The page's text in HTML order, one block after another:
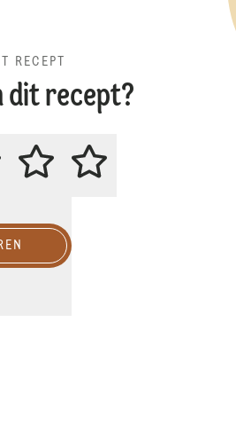
RECEPT
dit recept?
DIT RECEPT